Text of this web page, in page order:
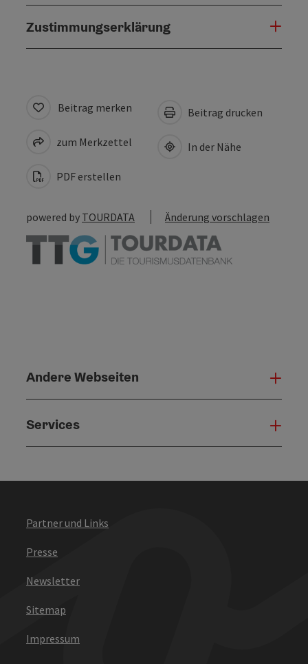
Zustimmungserklärung
Beitrag merken
zum Merkzettel
PDF erstellen
Beitrag drucken
In der Nähe
powered by TOURDATA Änderung vorschlagen
Andere Webseiten
Services
Partner und Links
Presse
Newsletter
Sitemap
Impressum